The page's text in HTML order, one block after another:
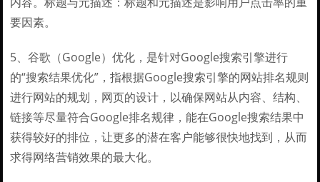
要因素。
5、谷歌（Google）优化，是针对Google搜索引擎进行
的“搜索结果优化”，指根据Google搜索引擎的网站排名规则
进行网站的规划，网页的设计，以确保网站从内容、结构、
链接等尽量符合Google排名规律，能在Google搜索结果中
获得较好的排位，让更多的潜在客户能够很快地找到，从而
求得网络营销效果的最大化。